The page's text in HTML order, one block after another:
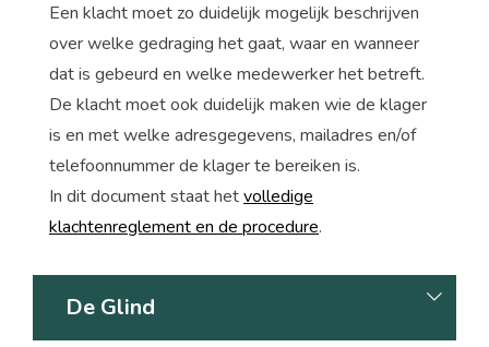
Een klacht moet zo duidelijk mogelijk beschrijven
over welke gedraging het gaat, waar en wanneer
dat is gebeurd en welke medewerker het betreft.
De klacht moet ook duidelijk maken wie de klager
is en met welke adresgegevens, mailadres en/of
telefoonnummer de klager te bereiken is.
In dit document staat hetvolledige
klachtenreglement en de procedure.
De Glind